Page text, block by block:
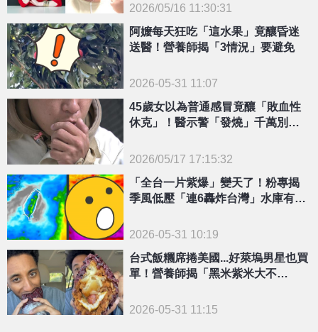
{PLAYICON}
2026/05/16 11:30:31
阿嬤每天狂吃「這水果」竟釀昏迷
送醫！營養師揭「3情況」要避免
2026-05-31 11:07
{PLAYICON}
45歲女以為普通感冒竟釀「敗血性
休克」！醫示警「發燒」千萬別輕
2026/05/17 17:15:32
「全台一片紫爆」變天了！粉專揭
季風低壓「連6轟炸台灣」水庫有望
2026-05-31 10:19
台式飯糰席捲美國...好萊塢男星也買
單！營養師揭「黑米紫米大不
2026-05-31 11:15